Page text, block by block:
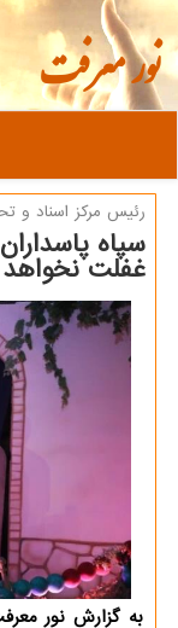
نور معرفت
رئیس مركز اسناد و
سپاه
غفلت
به گزارش نور